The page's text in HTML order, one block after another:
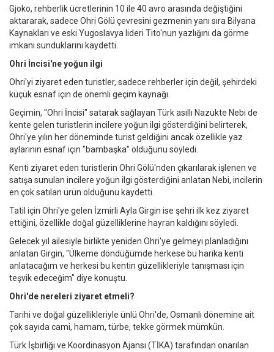
Gjoko, rehberlik ücretlerinin 10 ile 40 avro arasında değiştiğini
aktararak, sadece Ohri Gölü çevresini gezmenin yanı sıra Bilyana
Kaynakları ve eski Yugoslavya lideri Tito'nun yazlığını da görme
imkanı sunduklarını kaydetti.
Ohri İncisi'ne yoğun ilgi
Ohri'yi ziyaret eden turistler, sadece rehberler için değil, şehirdeki
küçük esnaf için de önemli geçim kaynağı.
Geçimin, "Ohri İncisi" satarak sağlayan Türk asıllı Nazukte Nebi de
kente gelen turistlerin incilere yoğun ilgi gösterdiğini belirterek,
Ohri'ye yılın her döneminde turist geldiğini ancak özellikle yaz
aylarının esnaf için "bambaşka" olduğunu söyledi.
Kenti ziyaret eden turistlerin Ohri Gölü'nden çıkarılarak işlenen ve
satışa sunulan incilere yoğun ilgi gösterdiğini anlatan Nebi, incilerin
en çok satılan ürün olduğunu kaydetti.
Tatil için Ohri'ye gelen İzmirli Ayla Girgin ise şehri ilk kez ziyaret
ettiğini, özellikle doğal güzelliklerine hayran kaldığını söyledi.
Gelecek yıl ailesiyle birlikte yeniden Ohri'ye gelmeyi planladığını
anlatan Girgin, "Ülkeme döndüğümde herkese bu harika kenti
anlatacağım ve herkesi bu kentin güzellikleriyle tanışması için
teşvik edeceğim" diye konuştu.
Ohri'de nereleri ziyaret etmeli?
Tarihi ve doğal güzellikleriyle ünlü Ohri'de, Osmanlı dönemine ait
çok sayıda cami, hamam, türbe, tekke görmek mümkün.
Türk İşbirliği ve Koordinasyon Ajansı (TİKA) tarafından onarılan